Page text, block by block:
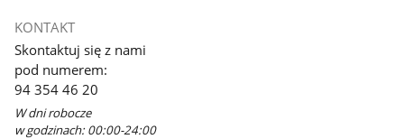
KONTAKT
Skontaktuj się z nami
pod numerem:
94 354 46 20
W dni robocze
w godzinach: 00:00-24:00